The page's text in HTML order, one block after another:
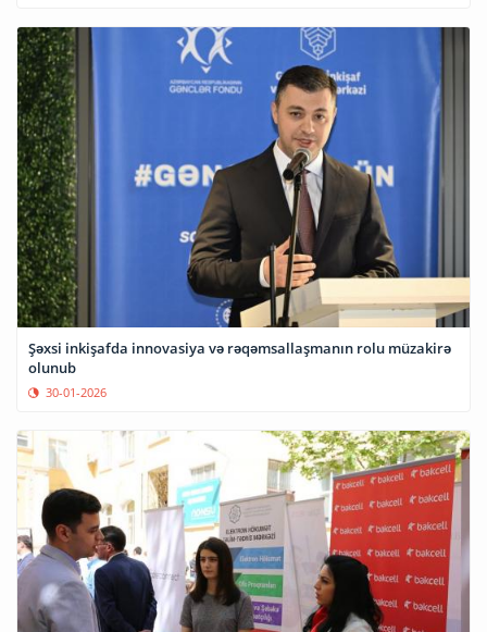
Şəxsi inkişafda innovasiya və rəqəmsallaşmanın rolu müzakirə
olunub
30-01-2026